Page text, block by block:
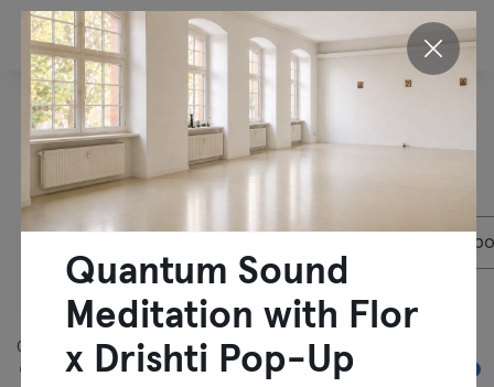
NL
Ontdek onze workouts in
Berlijn
08-
2026
Max
05:00
Quantum Sound
Meditation with Flor
x Drishti Pop-Up